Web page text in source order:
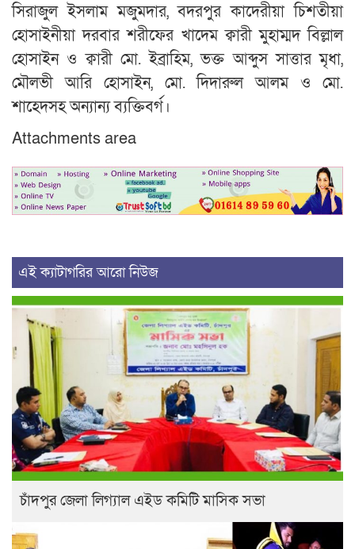
সিরাজুল ইসলাম মজুমদার, বদরপুর কাদেরীয়া চিশতীয়া
হোসাইনীয়া দরবার শরীফের খাদেম ক্বারী মুহাম্মদ বিল্লাল
হোসাইন ও ক্বারী মো. ইব্রাহিম, ভক্ত আব্দুস সাত্তার মৃধা,
মৌলভী আরি হোসাইন, মো. দিদারুল আলম ও মো.
শাহেদসহ অন্যান্য ব্যক্তিবর্গ।
Attachments area
এই ক্যাটাগরির আরো নিউজ
চাঁদপুর জেলা লিগ্যাল এইড কমিটি মাসিক সভা